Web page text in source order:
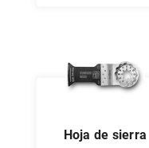
hoja de sierra